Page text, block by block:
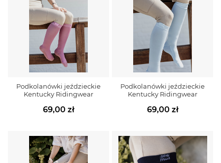
Podkolanówki jeździeckie
Kentucky Ridingwear
69,00 zł
Podkolanówki jeździeckie
Kentucky Ridingwear
69,00 zł